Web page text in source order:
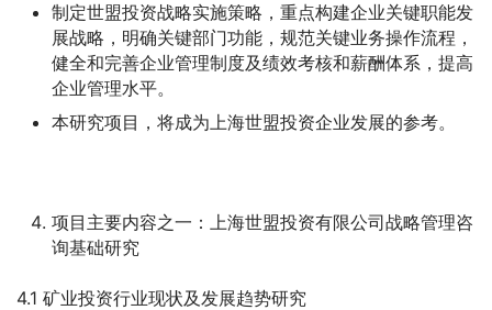
制定世盟投资战略实施策略，重点构建企业关键职能发
展战略，明确关键部门功能，规范关键业务操作流程，
健全和完善企业管理制度及绩效考核和薪酬体系，提高
企业管理水平。
本研究项目，将成为上海世盟投资企业发展的参考。
项目主要内容之一：上海世盟投资有限公司战略管理咨
询基础研究
4.1 矿业投资行业现状及发展趋势研究